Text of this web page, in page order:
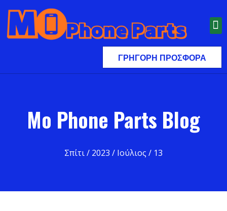
ΓΡΉΓΟΡΗ ΠΡΟΣΦΟΡΆ
Mo Phone Parts Blog
Σπίτι/ 2023 / Ιούλιος / 13